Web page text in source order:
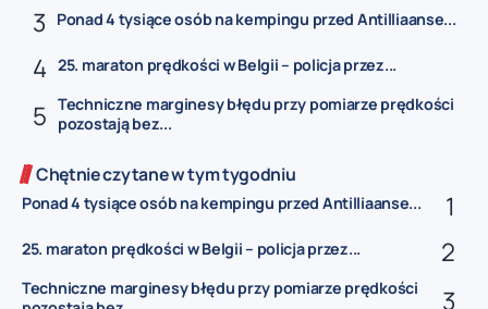
Ponad 4 tysiące osób na kempingu przed Antilliaanse...
25. maraton prędkości w Belgii – policja przez...
Techniczne marginesy błędu przy pomiarze prędkości
pozostają bez...
Chętnie czytane w tym tygodniu
Ponad 4 tysiące osób na kempingu przed Antilliaanse...
25. maraton prędkości w Belgii – policja przez...
Techniczne marginesy błędu przy pomiarze prędkości